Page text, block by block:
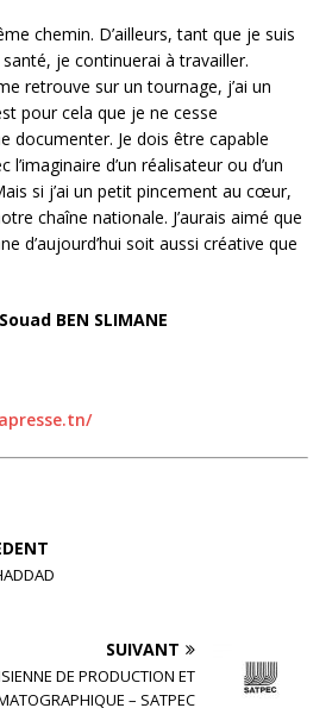
chemin. D’ailleurs, tant que je suis
je continuerai à travailler.
retrouve sur un tournage, j’ai un
pour cela que je ne cesse
documenter. Je dois être capable
l’imaginaire d’un réalisateur ou d’un
si j’ai un petit pincement au cœur,
chaîne nationale. J’aurais aimé que
d’aujourd’hui soit aussi créative que
Souad BEN SLIMANE
SUIVANT
DE PRODUCTION ET
– SATPEC